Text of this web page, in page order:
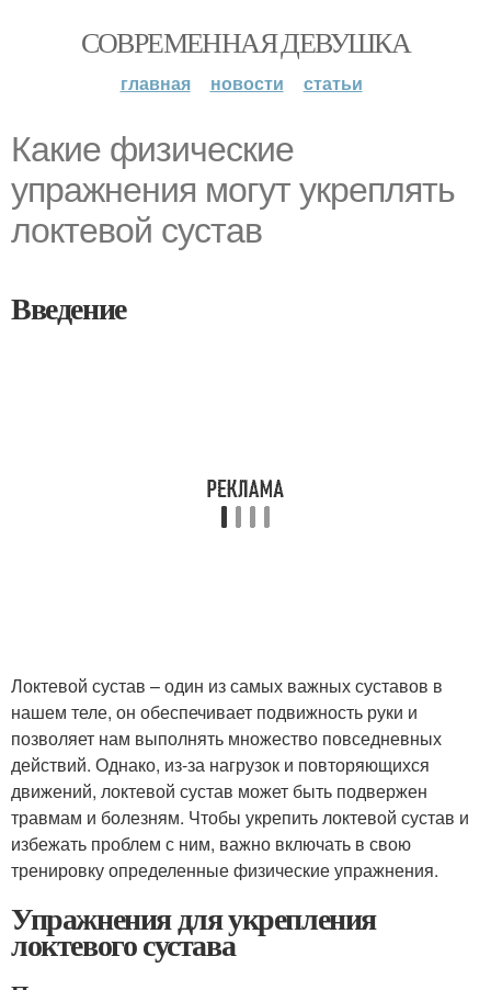
СОВРЕМЕННАЯ ДЕВУШКА
главная новости статьи
Какие физические
упражнения могут укреплять
локтевой сустав
Введение
Локтевой сустав – один из самых важных суставов в
нашем теле, он обеспечивает подвижность руки и
позволяет нам выполнять множество повседневных
действий. Однако, из-за нагрузок и повторяющихся
движений, локтевой сустав может быть подвержен
травмам и болезням. Чтобы укрепить локтевой сустав и
избежать проблем с ним, важно включать в свою
тренировку определенные физические упражнения.
Упражнения для укрепления
локтевого сустава